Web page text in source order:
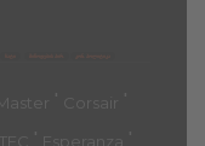
' Corsair '
Esperanza